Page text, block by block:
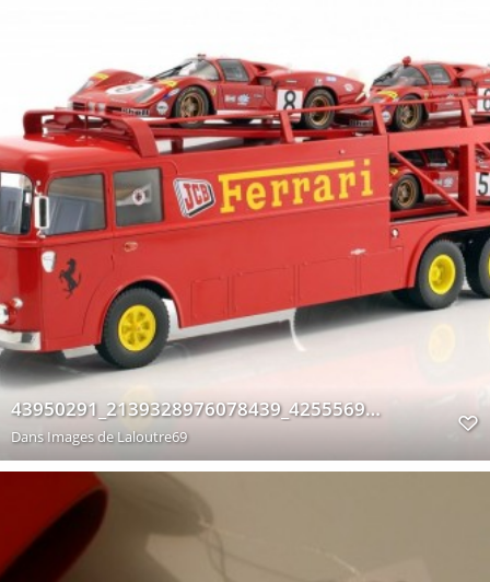
43950291_2139328976078439_4255569286115885056_n
DansImages de Laloutre69